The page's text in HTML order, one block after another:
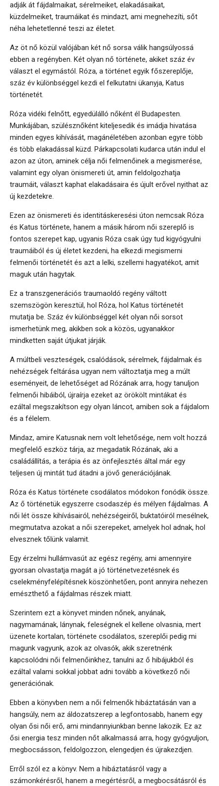
adják át fájdalmaikat, sérelmeiket, elakadásaikat,
küzdelmeiket, traumáikat és mindazt, ami megnehezíti, sőt
néha lehetetlenné teszi az életet.
Az öt nő közül valójában két nő sorsa válik hangsúlyossá
ebben a regényben. Két olyan nő története, akiket száz év
választ el egymástól. Róza, a történet egyik főszereplője,
száz év különbséggel kezdi el felkutatni ükanyja, Katus
történetét.
Róza vidéki felnőtt, egyedülálló nőként él Budapesten.
Munkájában, szülésznőként kiteljesedik és imádja hivatása
minden egyes kihívását, magánéletében azonban egyre több
és több elakadással küzd. Párkapcsolati kudarca után indul el
azon az úton, aminek célja női felmenőinek a megismerése,
valamint egy olyan önismereti út, amin feldolgozhatja
traumáit, választ kaphat elakadásaira és újult erővel nyithat az
új kezdetekre.
Ezen az önismereti és identitáskeresési úton nemcsak Róza
és Katus története, hanem a másik három női szereplő is
fontos szerepet kap, ugyanis Róza csak úgy tud kigyógyulni
traumáiból és új életet kezdeni, ha elkezdi megismerni
felmenői történetét és azt a lelki, szellemi hagyatékot, amit
maguk után hagytak.
Ez a transzgenerációs traumaoldó regény váltott
szemszögön keresztül, hol Róza, hol Katus történetét
mutatja be. Száz év különbséggel két olyan női sorsot
ismerhetünk meg, akikben sok a közös, ugyanakkor
mindketten saját útjukat járják.
A múltbeli veszteségek, csalódások, sérelmek, fájdalmak és
nehézségek feltárása ugyan nem változtatja meg a múlt
eseményeit, de lehetőséget ad Rózának arra, hogy tanuljon
felmenői hibáiból, újraírja ezeket az örökölt mintákat és
ezáltal megszakítson egy olyan láncot, amiben sok a fájdalom
és a félelem.
Mindaz, amire Katusnak nem volt lehetősége, nem volt hozzá
megfelelő eszköz tárja, az megadatik Rózának, aki a
családállítás, a terápia és az önfejlesztés által már egy
teljesen új mintát tud átadni a jövő generációjának.
Róza és Katus története csodálatos módokon fonódik össze.
Az ő történetük egyszerre csodaszép és mélyen fájdalmas. A
női lét össze kihívásairól, nehézségeiről, buktatóiról mesélnek,
megmutatva azokat a női szerepeket, amelyek hol adnak, hol
elvesznek tőlünk valamit.
Egy érzelmi hullámvasút az egész regény, ami amennyire
gyorsan olvastatja magát a jó történetvezetésnek és
cselekményfelépítésnek köszönhetően, pont annyira nehezen
emészthető a fájdalmas részek miatt.
Szerintem ezt a könyvet minden nőnek, anyának,
nagymamának, lánynak, feleségnek el kellene olvasnia, mert
üzenete kortalan, története csodálatos, szereplői pedig mi
magunk vagyunk, azok az olvasók, akik szeretnénk
kapcsolódni női felmenőinkhez, tanulni az ő hibájukból és
ezáltal valami sokkal jobbat adni tovább a következő női
generációnak.
Ebben a könyvben nem a női felmenők hibáztatásán van a
hangsúly, nem az áldozatszerep a legfontosabb, hanem egy
olyan ősi női erő, ami mindannyiunkban benne lakozik. Ez az
ősi energia tesz minden nőt alkalmassá arra, hogy gyógyuljon,
megbocsásson, feldolgozzon, elengedjen és újrakezdjen.
Erről szól ez a könyv. Nem a hibáztatásról vagy a
számonkérésről, hanem a megértésről, a megbocsátásról és